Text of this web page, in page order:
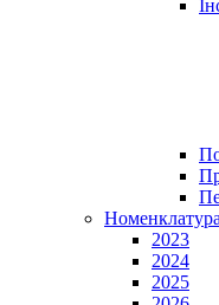
2023
2024
2025